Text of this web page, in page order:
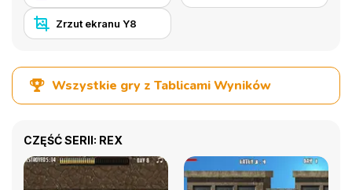
Zrzut ekranu Y8
Wszystkie gry z Tablicami Wyników
CZĘŚĆ SERII: REX